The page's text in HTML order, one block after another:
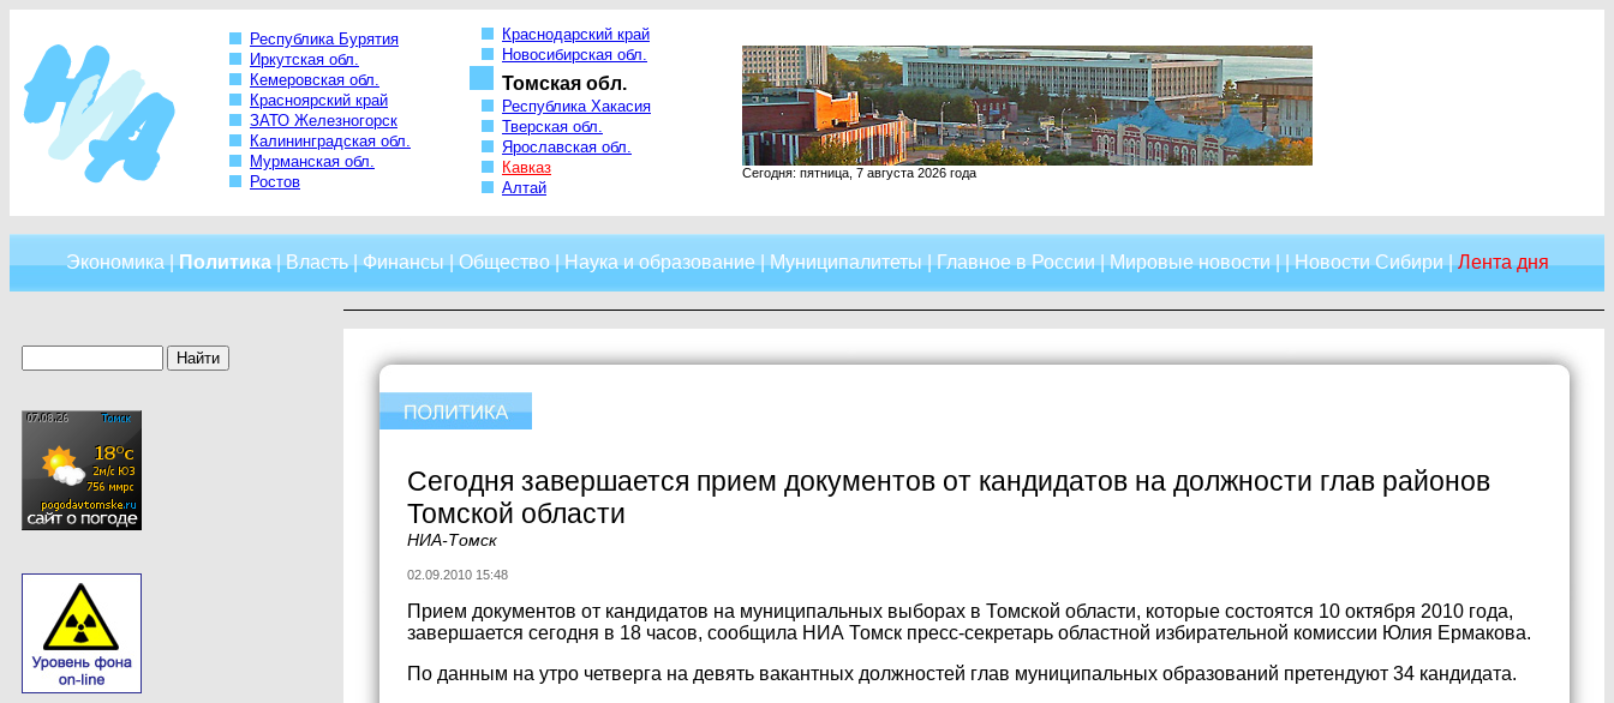
Республика Бурятия
Иркутская обл.
Кемеровская обл.
Красноярский край
ЗАТО Железногорск
Калининградская обл.
Мурманская обл.
Ростов
Краснодарский край
Новосибирская обл.
Томская обл.
Республика Хакасия
Тверская обл.
Ярославская обл.
Кавказ
Алтай
Сегодня: пятница, 7 августа 2026 года
Экономика|Политика|Власть|Финансы|Общество|Наука и образование|Муниципалитеты|Главное в России|Мировые новости| |Новости Сибири|Лента дня
Сегодня завершается прием документов от кандидатов на должности глав районов
Томской области
НИА-Томск
02.09.2010 15:48
Прием документов от кандидатов на муниципальных выборах в Томской области, которые состоятся 10 октября 2010 года,
завершается сегодня в 18 часов, сообщила НИА Томск пресс-секретарь областной избирательной комиссии Юлия Ермакова.
По данным на утро четверга на девять вакантных должностей глав муниципальных образований претендуют 34 кандидата.